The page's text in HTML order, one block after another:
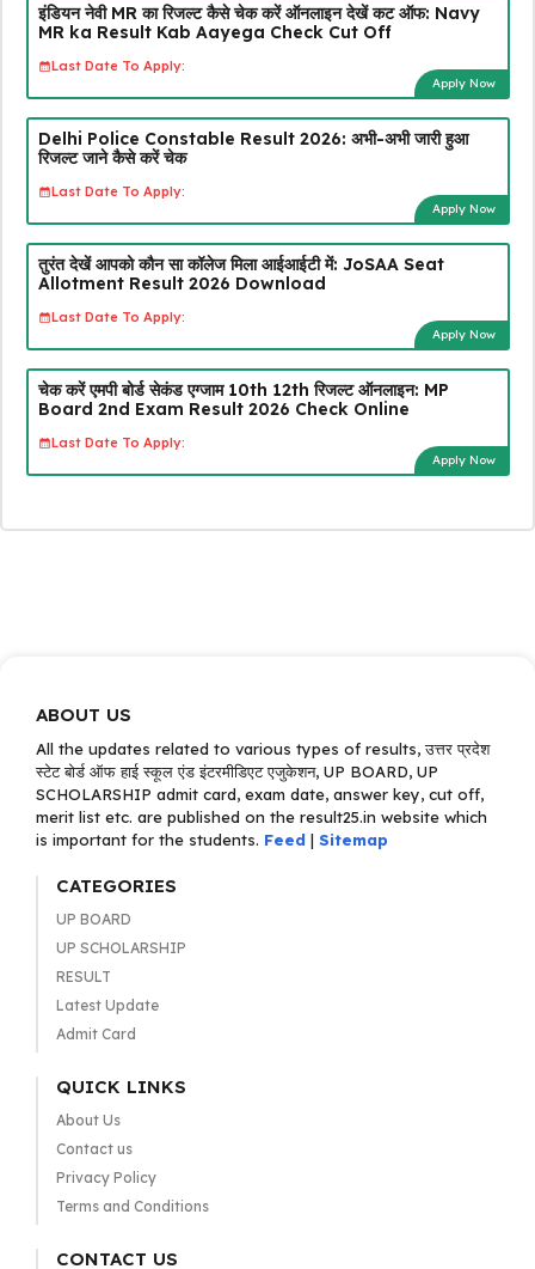
इंडियन नेवी MR का रिजल्ट कैसे चेक करें ऑनलाइन देखें कट ऑफ: Navy
MR ka Result Kab Aayega Check Cut Off
Last Date To Apply:
Apply Now
Delhi Police Constable Result 2026: अभी-अभी जारी हुआ
रिजल्ट जाने कैसे करें चेक
Last Date To Apply:
Apply Now
तुरंत देखें आपको कौन सा कॉलेज मिला आईआईटी में: JoSAA Seat
Allotment Result 2026 Download
Last Date To Apply:
Apply Now
चेक करें एमपी बोर्ड सेकंड एग्जाम 10th 12th रिजल्ट ऑनलाइन: MP
Board 2nd Exam Result 2026 Check Online
Last Date To Apply:
Apply Now
ABOUT US
All the updates related to various types of results, उत्तर प्रदेश
स्टेट बोर्ड ऑफ हाई स्कूल एंड इंटरमीडिएट एजुकेशन, UP BOARD, UP
SCHOLARSHIP admit card, exam date, answer key, cut off,
merit list etc. are published on the result25.in website which
is important for the students. Feed | Sitemap
CATEGORIES
UP BOARD
UP SCHOLARSHIP
RESULT
Latest Update
Admit Card
QUICK LINKS
About Us
Contact us
Privacy Policy
Terms and Conditions
CONTACT US